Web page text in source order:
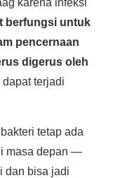
karena infeksi
berfungsi untuk
pencernaan
digerus oleh
terjadi
tetap ada
masa depan —
dan bisa jadi